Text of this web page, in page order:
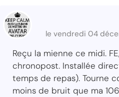
le vendredi 04
Reçu la mienne ce midi.
chronopost. Installée
temps de repas). Tourne
moins de bruit que ma